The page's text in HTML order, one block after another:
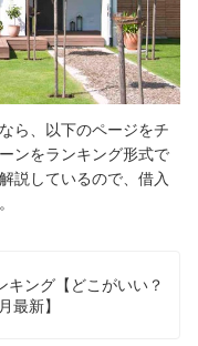
ら、以下のページをチ
ンをランキング形式で
説しているので、借入
キング【どこがいい？
最新】